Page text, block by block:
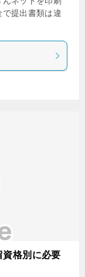
提出書類は違
資格別に必要